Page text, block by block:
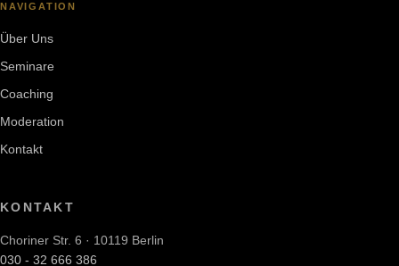
NAVIGATION
Über Uns
Seminare
Coaching
Moderation
Kontakt
KONTAKT
Choriner Str. 6 · 10119 Berlin
030 - 32 666 386